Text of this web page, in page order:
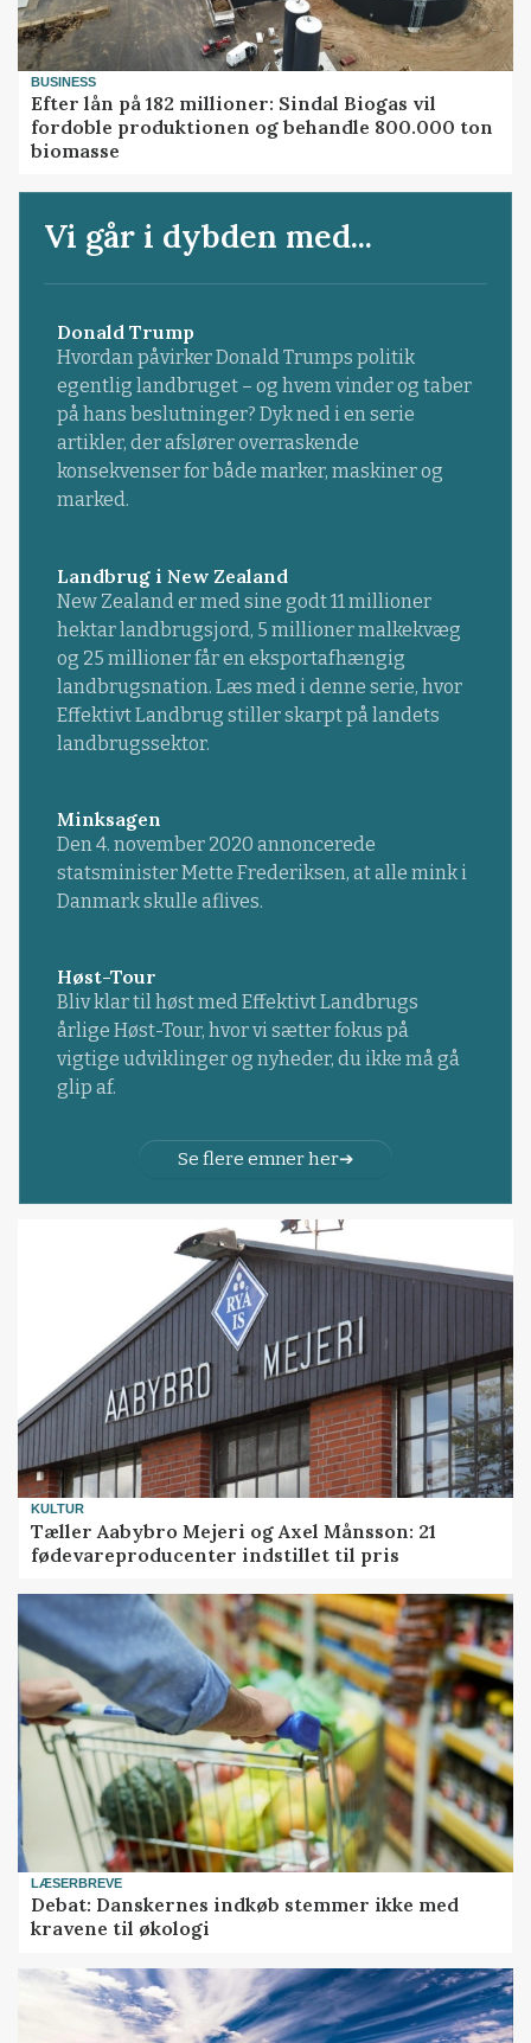
BUSINESS
Efter lån på 182 millioner: Sindal Biogas vil
fordoble produktionen og behandle 800.000 ton
biomasse
Vi går i dybden med...
Donald Trump
Hvordan påvirker Donald Trumps politik
egentlig landbruget – og hvem vinder og taber
på hans beslutninger? Dyk ned i en serie
artikler, der afslører overraskende
konsekvenser for både marker, maskiner og
marked.
Landbrug i New Zealand
New Zealand er med sine godt 11 millioner
hektar landbrugsjord, 5 millioner malkekvæg
og 25 millioner får en eksportafhængig
landbrugsnation. Læs med i denne serie, hvor
Effektivt Landbrug stiller skarpt på landets
landbrugssektor.
Minksagen
Den 4. november 2020 annoncerede
statsminister Mette Frederiksen, at alle mink i
Danmark skulle aflives.
Høst-Tour
Bliv klar til høst med Effektivt Landbrugs
årlige Høst-Tour, hvor vi sætter fokus på
vigtige udviklinger og nyheder, du ikke må gå
glip af.
Se flere emner her
KULTUR
Tæller Aabybro Mejeri og Axel Månsson: 21
fødevareproducenter indstillet til pris
LÆSERBREVE
Debat: Danskernes indkøb stemmer ikke med
kravene til økologi